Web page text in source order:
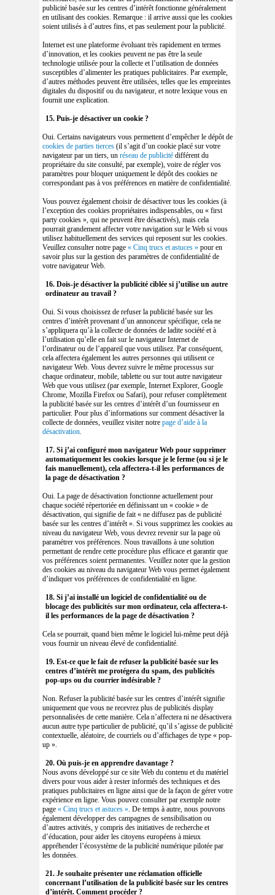
publicité basée sur les centres d’intérêt fonctionne généralement
en utilisant des cookies. Remarque : il arrive aussi que les cookies
soient utilisés à d’autres fins, et pas seulement pour la publicité.
Internet est une plateforme évoluant très rapidement en termes
d’innovation, et les cookies peuvent ne pas être la seule
technologie utilisée pour la collecte et l’utilisation de données
susceptibles d’alimenter les pratiques publicitaires. Par exemple,
d’autres méthodes peuvent être utilisées, telles que les empreintes
digitales du dispositif ou du navigateur, et notre lexique vous en
fournit une explication.
15. Puis-je désactiver un cookie ?
Oui. Certains navigateurs vous permettent d’empêcher le dépôt de
cookies de parties tierces (il s’agit d’un cookie placé sur votre
navigateur par un tiers, un réseau de publicité différent du
propriétaire du site consulté, par exemple), voire de régler vos
paramètres pour bloquer uniquement le dépôt des cookies ne
correspondant pas à vos préférences en matière de confidentialité.
Vous pouvez également choisir de désactiver tous les cookies (à
l’exception des cookies propriétaires indispensables, ou « first
party cookies », qui ne peuvent être désactivés), mais cela
pourrait grandement affecter votre navigation sur le Web si vous
utilisez habituellement des services qui reposent sur les cookies.
Veuillez consulter notre page « Cinq trucs et astuces » pour en
savoir plus sur la gestion des paramètres de confidentialité de
votre navigateur Web.
16. Dois-je désactiver la publicité ciblée si j’utilise un autre
ordinateur au travail ?
Oui. Si vous choisissez de refuser la publicité basée sur les
centres d’intérêt provenant d’un annonceur spécifique, cela ne
s’appliquera qu’à la collecte de données de ladite société et à
l’utilisation qu’elle en fait sur le navigateur Internet de
l’ordinateur ou de l’appareil que vous utilisez. Par conséquent,
cela affectera également les autres personnes qui utilisent ce
navigateur Web. Vous devrez suivre le même processus sur
chaque ordinateur, mobile, tablette ou sur tout autre navigateur
Web que vous utilisez (par exemple, Internet Explorer, Google
Chrome, Mozilla Firefox ou Safari), pour refuser complètement
la publicité basée sur les centres d’intérêt d’un fournisseur en
particulier. Pour plus d’informations sur comment désactiver la
collecte de données, veuillez visiter notre page d’aide à la
désactivation.
17. Si j’ai configuré mon navigateur Web pour supprimer
automatiquement les cookies lorsque je le ferme (ou si je le
fais manuellement), cela affectera-t-il les performances de
la page de désactivation ?
Oui. La page de désactivation fonctionne actuellement pour
chaque société répertoriée en définissant un « cookie » de
désactivation, qui signifie de fait « ne diffusez pas de publicité
basée sur les centres d’intérêt ». Si vous supprimez les cookies au
niveau du navigateur Web, vous devrez revenir sur la page où
paramétrer vos préférences. Nous travaillons à une solution
permettant de rendre cette procédure plus efficace et garantir que
vos préférences soient permanentes. Veuillez noter que la gestion
des cookies au niveau du navigateur Web vous permet également
d’indiquer vos préférences de confidentialité en ligne.
18. Si j’ai installé un logiciel de confidentialité ou de
blocage des publicités sur mon ordinateur, cela affectera-t-
il les performances de la page de désactivation ?
Cela se pourrait, quand bien même le logiciel lui-même peut déjà
vous fournir un niveau élevé de confidentialité.
19. Est-ce que le fait de refuser la publicité basée sur les
centres d’intérêt me protégera du spam, des publicités
pop-ups ou du courrier indésirable ?
Non. Refuser la publicité basée sur les centres d’intérêt signifie
uniquement que vous ne recevrez plus de publicités display
personnalisées de cette manière. Cela n’affectera ni ne désactivera
aucun autre type particulier de publicité, qu’il s’agisse de publicité
contextuelle, aléatoire, de courriels ou d’affichages de type « pop-
up ».
20. Où puis-je en apprendre davantage ?
Nous avons développé sur ce site Web du contenu et du matériel
divers pour vous aider à rester informés des techniques et des
pratiques publicitaires en ligne ainsi que de la façon de gérer votre
expérience en ligne. Vous pouvez consulter par exemple notre
page « Cinq trucs et astuces ». De temps à autre, nous pouvons
également développer des campagnes de sensibilisation ou
d’autres activités, y compris des initiatives de recherche et
d’éducation, pour aider les citoyens européens à mieux
appréhender l’écosystème de la publicité numérique pilotée par
les données.
21. Je souhaite présenter une réclamation officielle
concernant l’utilisation de la publicité basée sur les centres
d’intérêt. Comment procéder ?